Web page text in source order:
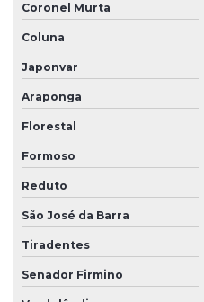
Coronel Murta
Coluna
Japonvar
Araponga
Florestal
Formoso
Reduto
São José da Barra
Tiradentes
Senador Firmino